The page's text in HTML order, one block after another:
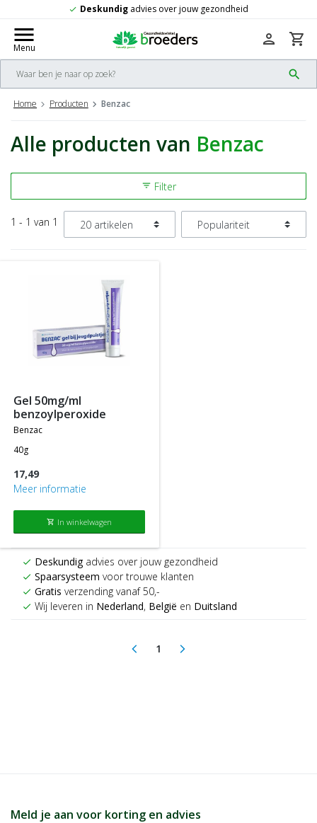
check Deskundig advies over jouw gezondheid
menu
Menu
search
person shopping_cart
Home Producten Benzac
Alle producten van Benzac
filter_list Filter
1 - 1 van 1
gel 50mg/ml
benzoylperoxide
benzac
40g
17,49
Meer informatie
shopping_cart In winkelwagen
check Deskundigadvies over jouw gezondheid
check Spaarsysteem voor trouwe klanten
check Gratis verzending vanaf 50,-
check Wij leveren in Nederland, België en Duitsland
arrow_back_ios 1(current)
arrow_forward_ios
Meld je aan voor korting en advies